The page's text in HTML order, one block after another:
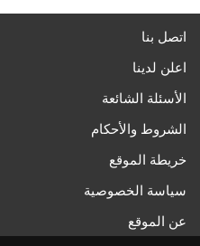
اتصل بنا
اعلن لدينا
الأسئلة الشائعة
الشروط والأحكام
خريطة الموقع
سياسة الخصوصية
عن الموقع